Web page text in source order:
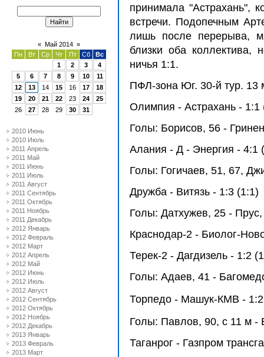
« Май 2014 »
Пн
Вт Ср Чт Пт Сб
Вс
1
2 3
4
5
6 7 8 9 10
11
12
13 14 15 16 17
18
19
20 21 22 23 24
25
26
27 28 29 30 31
2010 Июнь
2010 Июль
2011 Апрель
2011 Май
2011 Июнь
2011 Июль
2011 Август
2011 Сентябрь
2011 Октябрь
2011 Ноябрь
2011 Декабрь
2012 Январь
2012 Февраль
2012 Март
2012 Апрель
2012 Май
2012 Июнь
2012 Июль
2012 Август
2012 Сентябрь
2012 Октябрь
2012 Ноябрь
2012 Декабрь
2013 Январь
2013 Февраль
2013 Март
принимала "Астрахань",
встречи. Подопечным
лишь после перерыва,
близки оба
ничья 1:1.
ПФЛ-зона Юг. 30-й тур. 13
Олимпия - Астрахань - 1:1
Голы: Борисов, 56 -
Алания - Д - Энергия - 4:1
Голы: Гогичаев, 51, 67,
Дружба - Витязь - 1:3 (1:1)
Голы: Датхужев, 25 -
Краснодар-2 - Биолог-
Терек-2 - Дагдизель - 1:2
Голы: Адаев, 41 -
Торпедо - Машук-КМВ -
Голы: Павлов, 90, с 11 м -
Таганрог - Газпром